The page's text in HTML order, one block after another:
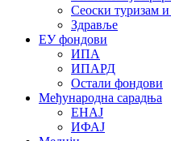
Сеоски туризам и
Здравље
ЕУ фондови
ИПА
ИПАРД
Остали фондови
Међународна сарадња
ЕНАЈ
ИФАЈ